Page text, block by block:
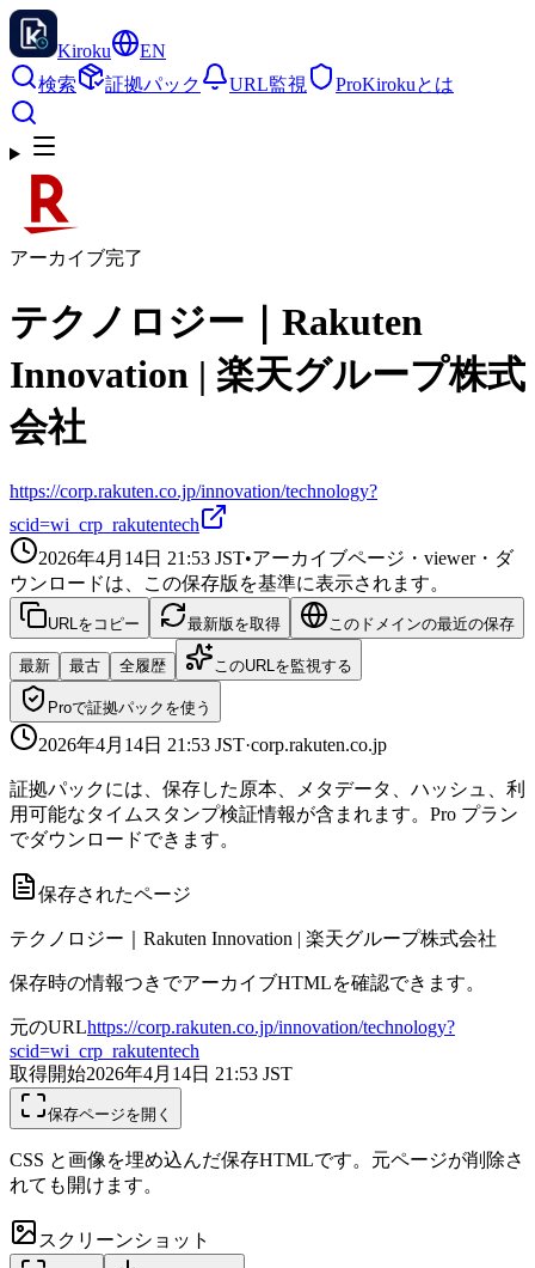
Kiroku
EN
検索
証拠パック URL監視 ProKirokuとは
アーカイブ完了
テクノロジー｜Rakuten
Innovation | 楽天グループ株式
会社
https://corp.rakuten.co.jp/innovation/technology?
scid=wi_crp_rakutentech
2026年4月14日 21:53 JST•アーカイブページ・viewer・ダ
ウンロードは、この保存版を基準に表示されます。
URLをコピー 最新版を取得 このドメインの最近の保存
最新 最古 全履歴 このURLを監視する
Proで証拠パックを使う
2026年4月14日 21:53 JST·corp.rakuten.co.jp
証拠パックには、保存した原本、メタデータ、ハッシュ、利
用可能なタイムスタンプ検証情報が含まれます。Pro プラン
でダウンロードできます。
保存されたページ
テクノロジー｜Rakuten Innovation | 楽天グループ株式会社
保存時の情報つきでアーカイブHTMLを確認できます。
元のURLhttps://corp.rakuten.co.jp/innovation/technology?
scid=wi_crp_rakutentech
取得開始2026年4月14日 21:53 JST
保存ページを開く
CSS と画像を埋め込んだ保存HTMLです。元ページが削除さ
れても開けます。
スクリーンショット